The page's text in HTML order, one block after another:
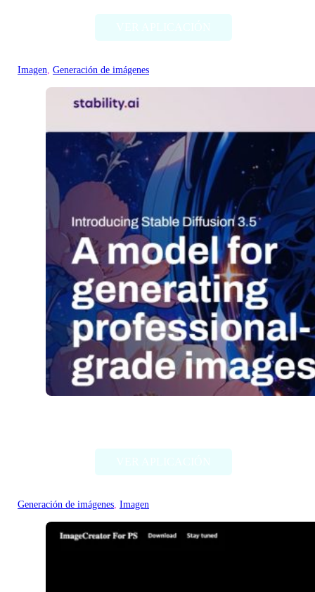
Imagen, Generación de imágenes
Generación de imágenes, Imagen